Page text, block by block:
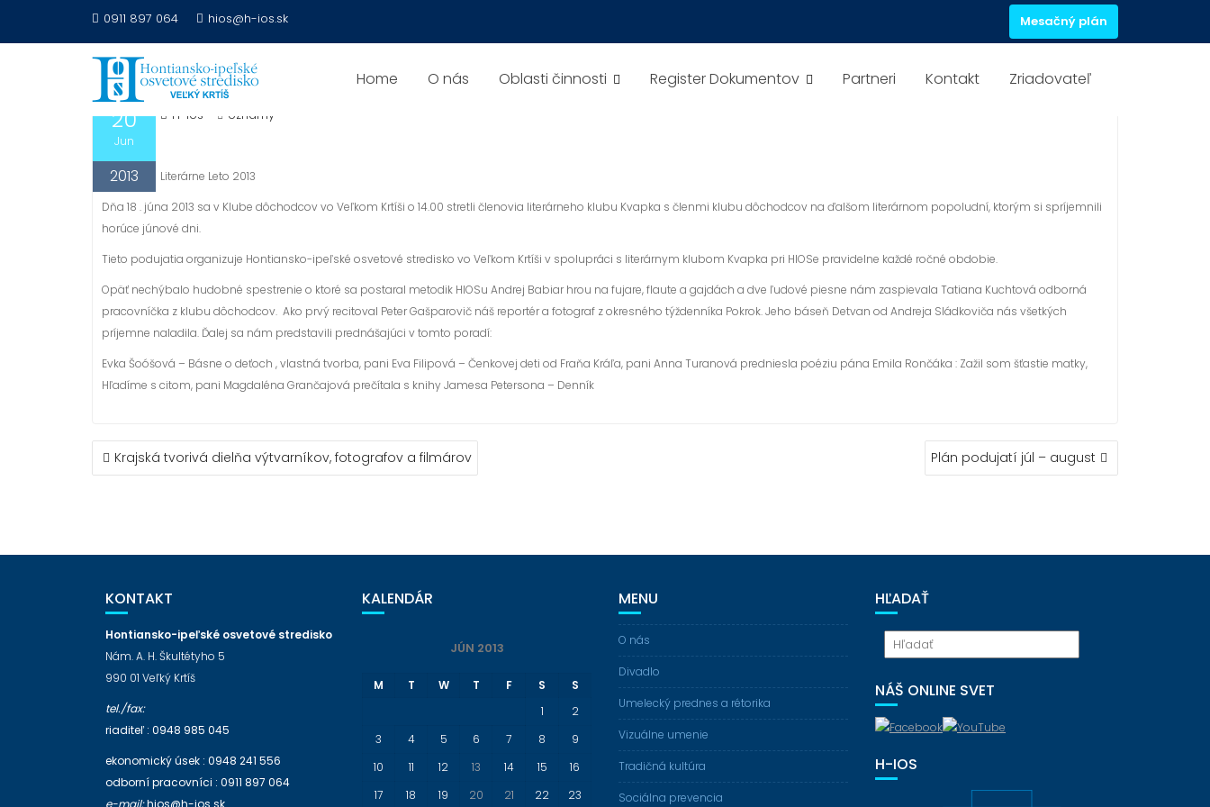
0911 897 064 hios@h-ios.sk Mesačný plán
Home O nás Oblasti činnosti Register Dokumentov Partneri Kontakt Zriadovateľ
LITERÁRNE LETO 2013
20
Jun
2013
H-ios oznamy
Literárne Leto 2013
Dňa 18 . júna 2013 sa v Klube dôchodcov vo Veľkom Krtíši o 14.00 stretli členovia literárneho klubu Kvapka s členmi klubu dôchodcov na ďalšom literárnom popoludní, ktorým si spríjemnili
horúce júnové dni.
Tieto podujatia organizuje Hontiansko-ipeľské osvetové stredisko vo Veľkom Krtíši v spolupráci s literárnym klubom Kvapka pri HIOSe pravidelne každé ročné obdobie.
Opäť nechýbalo hudobné spestrenie o ktoré sa postaral metodik HIOSu Andrej Babiar hrou na fujare, flaute a gajdách a dve ľudové piesne nám zaspievala Tatiana Kuchtová odborná
pracovníčka z klubu dôchodcov. Ako prvý recitoval Peter Gašparovič náš reportér a fotograf z okresného týždenníka Pokrok. Jeho báseň Detvan od Andreja Sládkoviča nás všetkých
príjemne naladila. Ďalej sa nám predstavili prednášajúci v tomto poradí:
Evka Šoóšová – Básne o deťoch , vlastná tvorba, pani Eva Filipová – Čenkovej deti od Fraňa Kráľa, pani Anna Turanová predniesla poéziu pána Emila Rončáka : Zažil som šťastie matky,
Hľadíme s citom, pani Magdaléna Grančajová prečítala s knihy Jamesa Petersona – Denník
P Krajská tvorivá dielňa výtvarníkov, fotografov a filmárov Plán podujatí júl – august
KONTAKT
Hontiansko-ipeľské osvetové stredisko
Nám. A. H. Škultétyho 5
990 01 Veľký Krtíš
tel./fax:
riaditeľ : 0948 985 045
ekonomický úsek : 0948 241 556
odborní pracovníci : 0911 897 064
e-mail:hios@h-ios.sk
KALENDÁR
JÚN 2013
M T W T F S
S
1
2
3
4 5 6 7 8
9
10
11 12 13 14 15
16
17
18 19 20 21 22 23
MENU
O nás
Divadlo
Umelecký prednes a rétorika
Vizuálne umenie
Tradičná kultúra
Sociálna prevencia
HĽADAŤ
NÁŠ ONLINE SVET
H-IOS